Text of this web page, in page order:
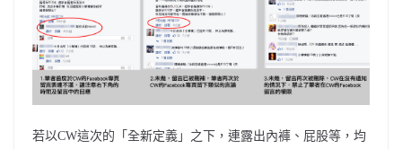
若以CW這次的「全新定義」之下，連露出內褲、屁股等，均